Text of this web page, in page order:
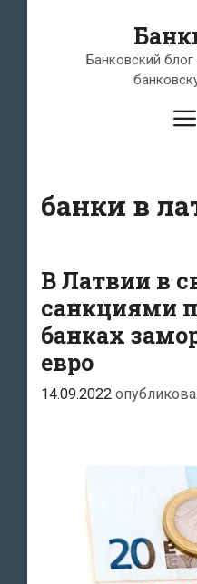
содержимому
Банковский
банки в
В Латвии в
санкциями
банках
евро
14.09.2022